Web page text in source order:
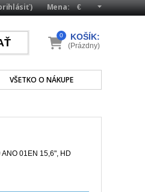
Mena:
)
VŠETKO O NÁKUPE
KOŠÍK:
0
(Prázdny)
01EN 15,6", HD